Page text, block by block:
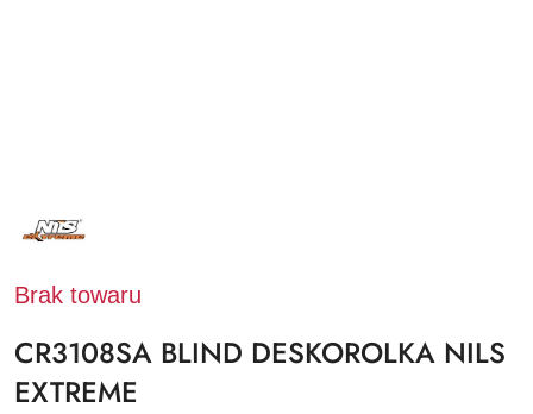
PRODUCENTA:
NILS
Brak towaru
CR3108SA BLIND DESKOROLKA NILS
EXTREME